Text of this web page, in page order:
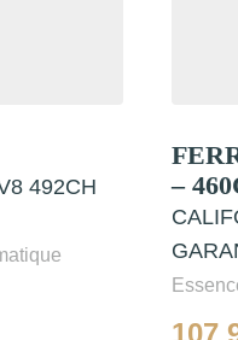
492CH
–
107